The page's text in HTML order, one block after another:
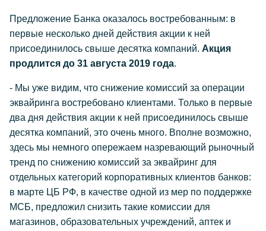
Предложение Банка оказалось востребованным: в
первые несколько дней действия акции к ней
присоединилось свыше десятка компаний. Акция
продлится до 31 августа 2019 года.
- Мы уже видим, что снижение комиссий за операции
эквайринга востребовано клиентами. Только в первые
два дня действия акции к ней присоединилось свыше
десятка компаний, это очень много. Вполне возможно,
здесь мы немного опережаем назревающий рыночный
тренд по снижению комиссий за эквайринг для
отдельных категорий корпоративных клиентов банков:
в марте ЦБ РФ, в качестве одной из мер по поддержке
МСБ, предложил снизить такие комиссии для
магазинов, образовательных учреждений, аптек и